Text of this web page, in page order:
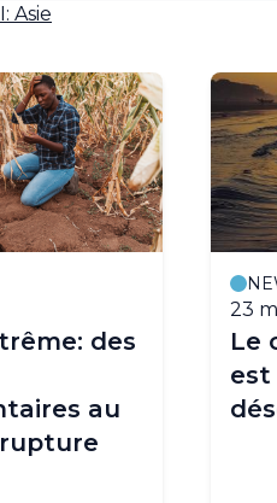
Asie
des
au
23
Le
est